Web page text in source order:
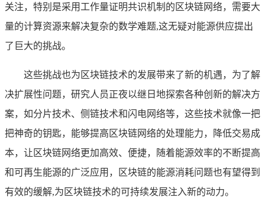
关注，特别是采用工作量证明共识机制的区块链网络，需要大
量的计算资源来解决复杂的数学难题,这无疑对能源供应提出
了巨大的挑战。
这些挑战也为区块链技术的发展带来了新的机遇，为了解
决扩展性问题，研究人员正夜以继日地探索各种创新的解决方
案，如分片技术、侧链技术和闪电网络等，这些技术就像一把
把神奇的钥匙，能够提高区块链网络的处理能力，降低交易成
本，让区块链网络更加高效、便捷，随着能源效率的不断提高
和可再生能源的广泛应用，区块链的能源消耗问题也有望得到
有效的缓解,为区块链技术的可持续发展注入新的动力。